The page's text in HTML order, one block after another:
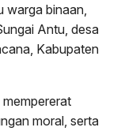
warga binaan,
Antu, desa
Kabupaten
moral, serta